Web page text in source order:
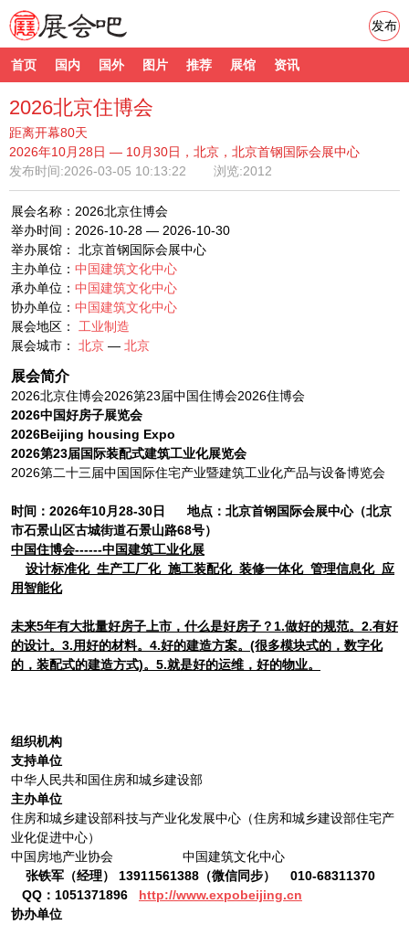
首页 国内 国外 图片 推荐 展馆 资讯
发布
2026北京住博会
距离开幕80天
2026年10月28日 — 10月30日，北京，北京首钢国际会展中心
发布时间:2026-03-05 10:13:22 浏览:2012
展会名称：2026北京住博会
举办时间：2026-10-28 — 2026-10-30
举办展馆： 北京首钢国际会展中心
主办单位： 中国建筑文化中心
承办单位： 中国建筑文化中心
协办单位： 中国建筑文化中心
展会地区： 工业制造
展会城市： 北京 — 北京
展会简介
2026北京住博会2026第23届中国住博会2026住博会
2026中国好房子展览会
2026Beijing housing Expo
2026第23届国际装配式建筑工业化展览会
2026第二十三届中国国际住宅产业暨建筑工业化产品与设备博览会
时间：2026年10月 28-30日 地点：北京首钢国际会展中心（北京
市石景山区古城街道石景山路68号）
中国住博会------中国建筑工业化展
设计标准化 生产工厂化 施工装配化 装修一体化 管理信息化 应
用智能化
未来5年有大批量好房子上市，什么是好房子？ 1.做好的规范。2.有好
的设计。3.用好的材料。4.好的建造方案。(很多模块式的，数字化
的，装配式的建造方式)。5.就是好的运维，好的物业。
组织机构
支持单位
中华人民共和国住房和城乡建设部
主办单位
住房和城乡建设部科技与产业化发展中心（住房和城乡建设部住宅产
业化促进中心）
中国房地产业协会 中国建筑文化中心
张铁军（经理） 13911561388（微信同步） 010-68311370
QQ：1051371896 http://www.expobeijing.cn
协办单位